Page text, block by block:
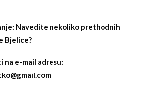
Navedite nekoliko prethodnih
Bjelice?
na e-mail adresu: